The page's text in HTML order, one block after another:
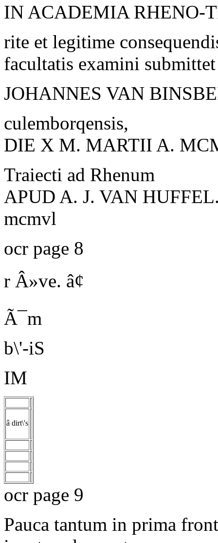
IN ACADEMIA RHENO-
rite et legitime
facultatis examini submittet
JOHANNES VAN
culemborqensis,
DIE X M. MARTII A.
Traiecti ad Rhenum
APUD A. J. VAN
mcmvl
ocr page 8
r Â»ve. â¢
Ã¯m
b\'-iS
IM
â dirt\'s
ocr page 9
Pauca tantum in prima